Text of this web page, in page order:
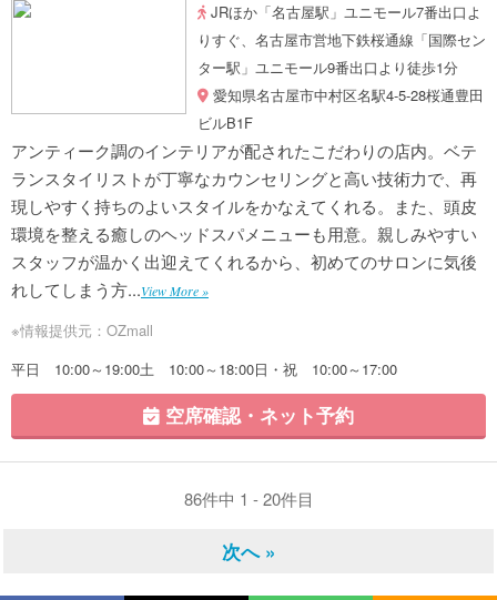
JRほか「名古屋駅」ユニモール7番出口よ
りすぐ、名古屋市営地下鉄桜通線「国際セン
ター駅」ユニモール9番出口より徒歩1分
愛知県名古屋市中村区名駅4-5-28桜通豊田
ビルB1F
アンティーク調のインテリアが配されたこだわりの店内。ベテ
ランスタイリストが丁寧なカウンセリングと高い技術力で、再
現しやすく持ちのよいスタイルをかなえてくれる。また、頭皮
環境を整える癒しのヘッドスパメニューも用意。親しみやすい
スタッフが温かく出迎えてくれるから、初めてのサロンに気後
れしてしまう方...View More »
※情報提供元：OZmall
平日 10:00～19:00土 10:00～18:00日・祝 10:00～17:00
空席確認・ネット予約
86件中 1 - 20件目
次へ »